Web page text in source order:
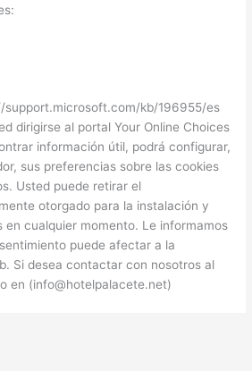
support.microsoft.com/kb/196955/es
dirigirse al portal Your Online Choices
información útil, podrá configurar,
sus preferencias sobre las cookies
Usted puede retirar el
otorgado para la instalación y
cualquier momento. Le informamos
puede afectar a la
Si desea contactar con nosotros al
en (info@hotelpalacete.net)